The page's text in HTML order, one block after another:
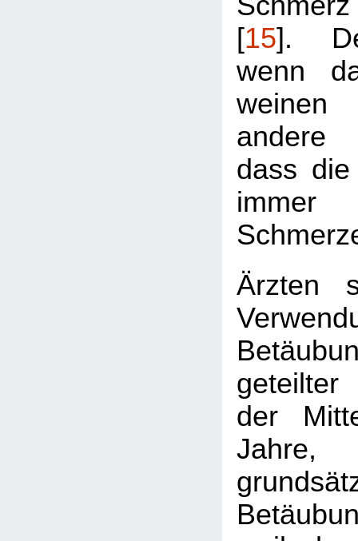
[15].
wenn
weinen
andere
dass die
Ärzten
der